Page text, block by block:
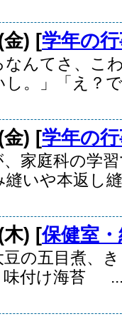
金) [学年の
なんてさ、こ
し。」「え？
金) [学年の
、家庭科の学
縫いや本返し
木) [保健室
豆の五目煮、
味付け海苔